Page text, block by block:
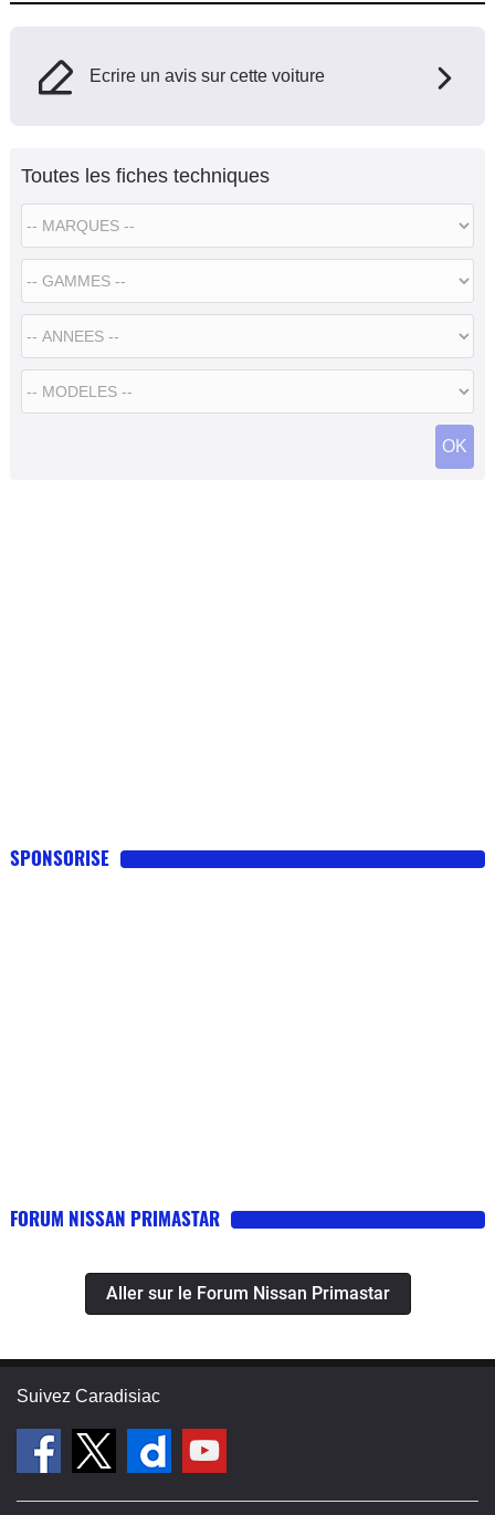
Ecrire un avis sur cette voiture
Toutes les fiches techniques
SPONSORISE
FORUM NISSAN PRIMASTAR
Aller sur le Forum Nissan Primastar
Suivez Caradisiac